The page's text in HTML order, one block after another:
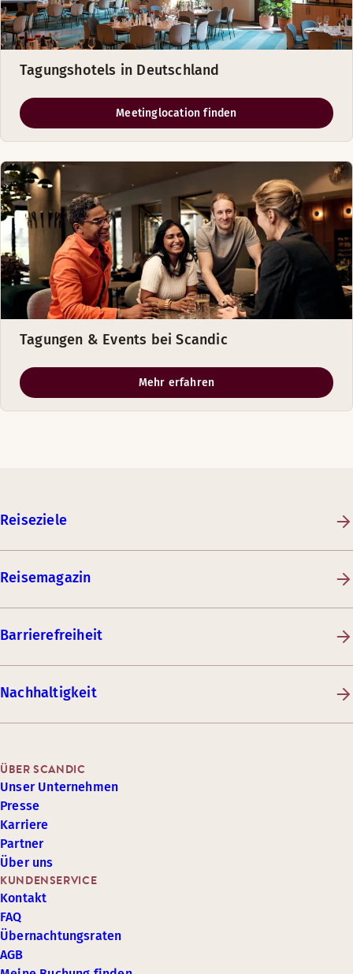
Tagungshotels in Deutschland
Meetinglocation finden
Tagungen & Events bei Scandic
Mehr erfahren
Reiseziele
Reisemagazin
Barrierefreiheit
Nachhaltigkeit
KUNDENSERVICE
Kontakt
FAQ
Übernachtungsraten
AGB
ÜBER SCANDIC
Unser Unternehmen
Presse
Karriere
Partner
Über uns